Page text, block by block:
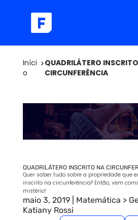
Iníci
o
>QUADRILÁTERO
CIRCUNFERÊNCIA
QUADRILÁTERO INSCRITO NA
Quer saber tudo sobre a propriedade que
inscrito na circunferência? Então, vem
mistério!
maio 3, 2019 Matemática >
Katiany Rossi